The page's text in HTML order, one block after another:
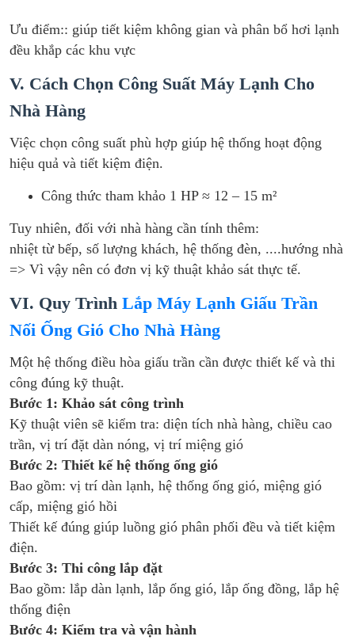
Ưu điểm:: giúp tiết kiệm không gian và phân bổ hơi lạnh
đều khắp các khu vực
V. Cách Chọn Công Suất Máy Lạnh Cho
Nhà Hàng
Việc chọn công suất phù hợp giúp hệ thống hoạt động
hiệu quả và tiết kiệm điện.
Công thức tham khảo 1 HP ≈ 12 – 15 m²
Tuy nhiên, đối với nhà hàng cần tính thêm:
nhiệt từ bếp, số lượng khách, hệ thống đèn, ....hướng nhà
=> Vì vậy nên có đơn vị kỹ thuật khảo sát thực tế.
VI. Quy Trình Lắp Máy Lạnh Giấu Trần
Nối Ống Gió Cho Nhà Hàng
Một hệ thống điều hòa giấu trần cần được thiết kế và thi
công đúng kỹ thuật.
Bước 1: Khảo sát công trình
Kỹ thuật viên sẽ kiểm tra: diện tích nhà hàng, chiều cao
trần, vị trí đặt dàn nóng, vị trí miệng gió
Bước 2: Thiết kế hệ thống ống gió
Bao gồm: vị trí dàn lạnh, hệ thống ống gió, miệng gió
cấp, miệng gió hồi
Thiết kế đúng giúp luồng gió phân phối đều và tiết kiệm
điện.
Bước 3: Thi công lắp đặt
Bao gồm: lắp dàn lạnh, lắp ống gió, lắp ống đồng, lắp hệ
thống điện
Bước 4: Kiểm tra và vận hành